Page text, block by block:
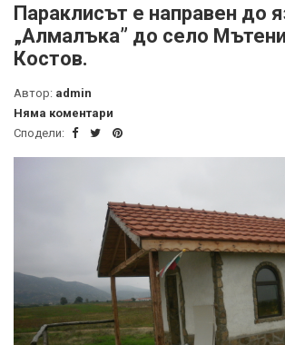
Параклисът е направен до
„Алмалъка” до село
Костов.
Автор: admin
Няма коментари
Сподели: